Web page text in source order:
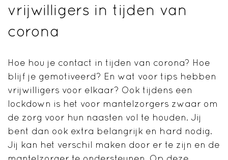
vrijwilligers in tijden van
corona
Hoe hou je contact in tijden van corona? Hoe
blijf je gemotiveerd? En wat voor tips hebben
vrijwilligers voor elkaar? Ook tijdens een
lockdown is het voor mantelzorgers zwaar om
de zorg voor hun naasten vol te houden. Jij
bent dan ook extra belangrijk en hard nodig.
Jij kan het verschil maken door er te zijn en de